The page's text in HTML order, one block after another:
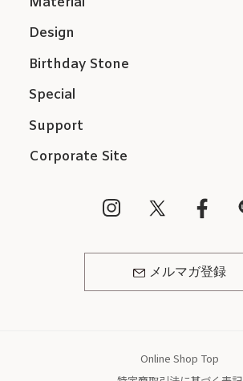
Support
Corporate Site
メルマガ登録
Design
Birthday Stone
Special
Online Shop Top